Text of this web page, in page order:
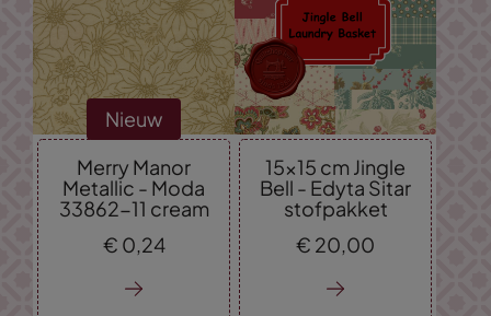
Nieuw
Merry Manor
Metallic - Moda
33862-11 cream
€ 0,24
15x15 cm Jingle
Bell - Edyta Sitar
stofpakket
€ 20,00